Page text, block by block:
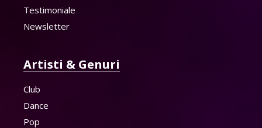
Testimoniale
Newsletter
Artisti & Genuri
Club
Dance
Pop